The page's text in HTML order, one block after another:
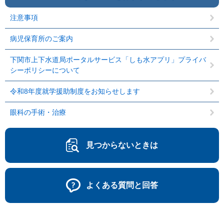
注意事項
病児保育所のご案内
下関市上下水道局ポータルサービス「しも水アプリ」プライバ
シーポリシーについて
令和8年度就学援助制度をお知らせします
眼科の手術・治療
見つからないときは
よくある質問と回答